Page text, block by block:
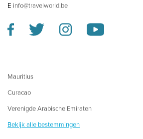
E info@travelworld.be
Mauritius
Curacao
Verenigde Arabische Emiraten
Bekijk alle bestemmingen